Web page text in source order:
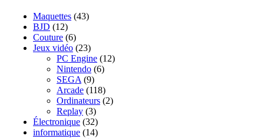
Maquettes (43)
BJD (12)
Couture (6)
Jeux vidéo (23)
PC Engine (12)
Nintendo (6)
SEGA (9)
Arcade (118)
Ordinateurs (2)
Replay (3)
Électronique (32)
informatique (14)